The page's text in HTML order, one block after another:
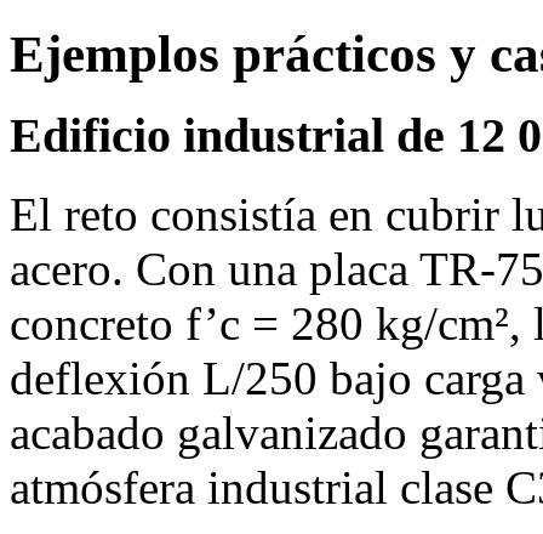
Ejemplos prácticos y
Edificio industrial de 12
El reto consistía en cubrir
acero. Con una placa
concreto f’c = 280 kg/
deflexión L/250 bajo
acabado galvanizado
atmósfera industrial clase